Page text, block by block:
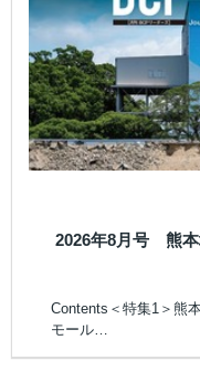
2026年8月号 熊本
Contents＜特集1＞熊
モール…